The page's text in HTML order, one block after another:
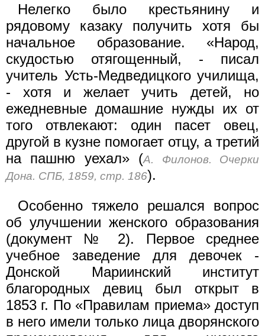
Нелегко было крестьянину и
рядовому казаку получить хотя бы
начальное образование. «Народ,
скудостью отягощенный, - писал
учитель Усть-Медведицкого училища,
- хотя и желает учить детей, но
ежедневные домашние нужды их от
того отвлекают: один пасет овец,
другой в кузне помогает отцу, а третий
на пашню уехал» (А. Филонов. Очерки
Дона. СПБ, 1859, стр. 186).
Особенно тяжело решался вопрос
об улучшении женского образования
(документ № 2). Первое среднее
учебное заведение для девочек -
Донской Мариинский институт
благородных девиц был открыт в
1853 г. По «Правилам приема» доступ
в него имели только лица дворянского